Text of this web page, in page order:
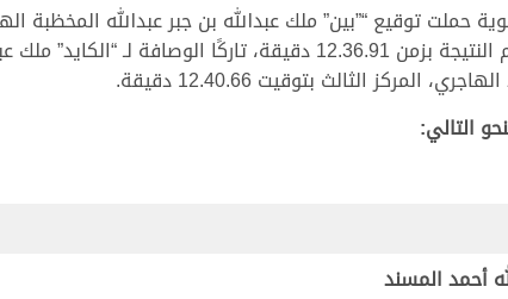
توقيع “”بين” ملك عبدالله بن جبر عبدالله المخظبة
أداءً متناغمًا بين السرعة والثبات، محافظًا على تقدمه حتى المتر الأخير، ليحسم النتيجة بزمن 12.36.91
التالي:
أحمد المسند